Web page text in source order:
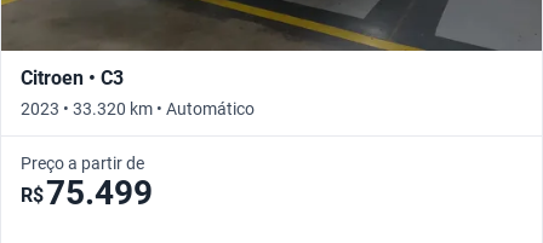
Citroen • C3
2023 • 33.320 km • Automático
Preço a partir de
R$75.499